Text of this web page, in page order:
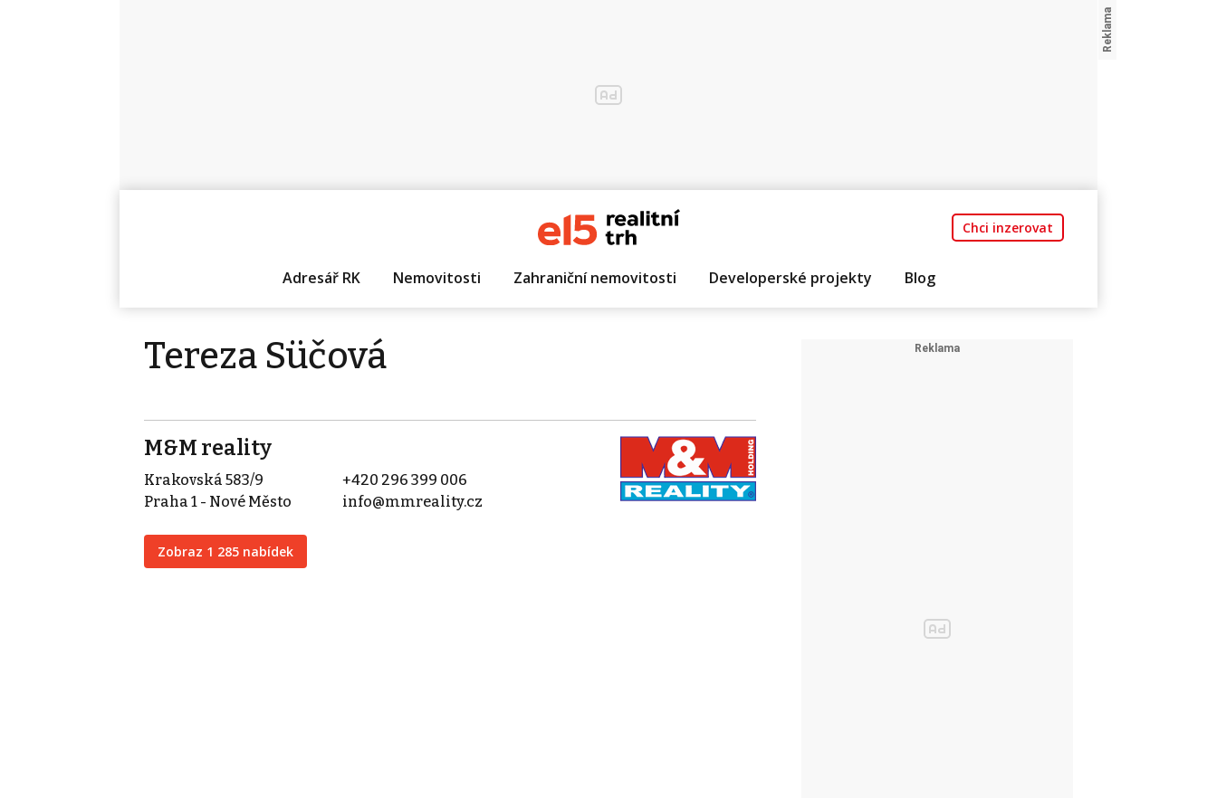
Chci inzerovat
Adresář RK Nemovitosti Zahraniční nemovitosti Developerské projekty Blog
Tereza Süčová
M&M reality
Krakovská 583/9
Praha 1 - Nové Město
Zobraz 1 285 nabídek
+420 296 399 006
info@mmreality.cz